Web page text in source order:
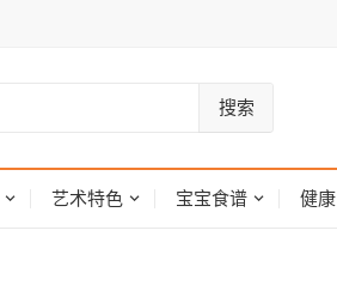
搜索
艺术特色 宝宝食谱 健康